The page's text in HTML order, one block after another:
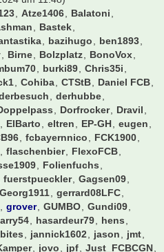
um 11:48)
Atze1406
Balatoni
Bastek
bazihugo
ben1893
Birne Bolzplatz
BonoVox
burki89
Chris35i
Cohiba CTStB
Daniel FCB
derhubbe
Dorfrocker
Dravil
ElBarto eltren EP-GH
eugen
fcbayernnico
FCK1900
flaschenbier
FlexoFCB
Folienfuchs
fuerstpueckler
Gagsen09